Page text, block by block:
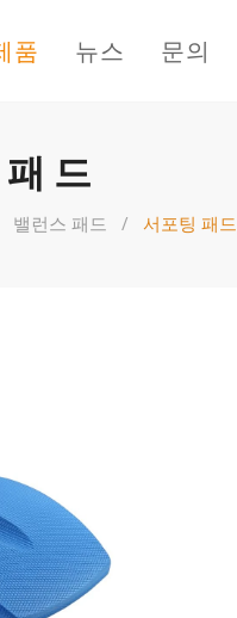
품 뉴스 문의
드
밸런스 패드 서포팅 패드